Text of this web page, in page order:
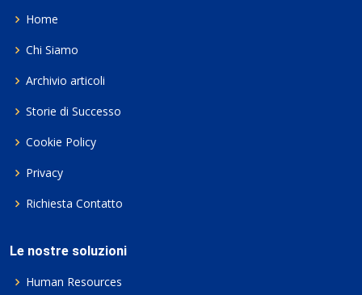
Home
Chi Siamo
Archivio articoli
Storie di Successo
Cookie Policy
Privacy
Richiesta Contatto
Le nostre soluzioni
Human Resources